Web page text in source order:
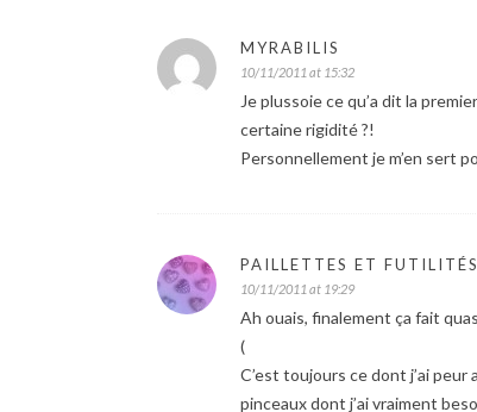
MYRABILIS
10/11/2011 at 15:32
Je plussoie ce qu’a dit la
certaine rigidité ?!
Personnellement je m’en sert
PAILLETTES ET FUTILITÉS
10/11/2011 at 19:29
Ah ouais, finalement ça fait
(
C’est toujours ce dont j’ai
pinceaux dont j’ai vraiment